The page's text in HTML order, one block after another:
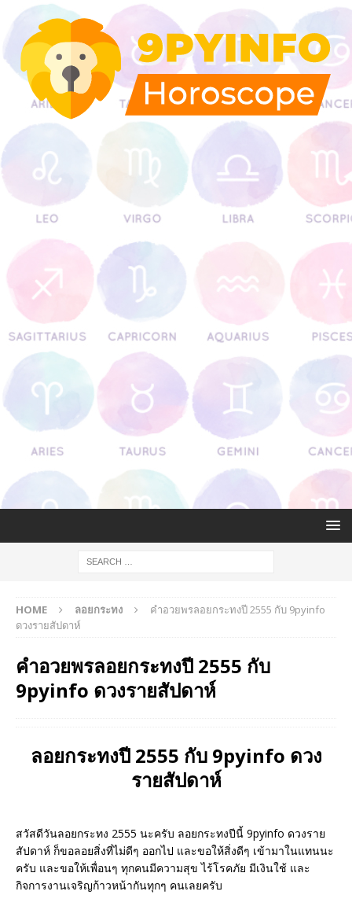
HOME ลอยกระทง
คำอวยพรลอยกระทงปี 2555 กับ 9pyinfo
ดวงรายสัปดาห์
คำอวยพรลอยกระทงปี 2555 กับ
9pyinfo ดวงรายสัปดาห์
ลอยกระทงปี 2555 กับ 9pyinfo ดวง
รายสัปดาห์
สวัสดีวันลอยกระทง 2555 นะครับ ลอยกระทงปีนี้ 9pyinfo ดวงราย
สัปดาห์ ก็ขอลอยสิ่งที่ไม่ดีๆ ออกไป และขอให้สิ่งดีๆ เข้ามาในแทนนะ
ครับ และขอให้เพื่อนๆ ทุกคนมีความสุข ไร้โรคภัย มีเงินใช้ และ
กิจการงานเจริญก้าวหน้ากันทุกๆ คนเลยครับ